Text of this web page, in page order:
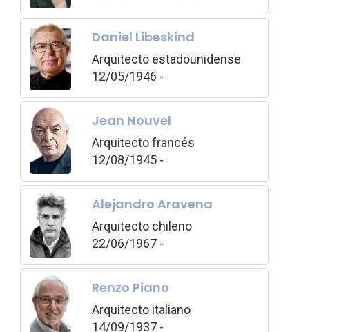
Daniel Libeskind
Arquitecto estadounidense
12/05/1946 -
Jean Nouvel
Arquitecto francés
12/08/1945 -
Alejandro Aravena
Arquitecto chileno
22/06/1967 -
Renzo Piano
Arquitecto italiano
14/09/1937 -